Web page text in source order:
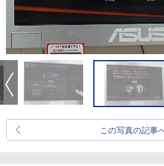
この写真の記事